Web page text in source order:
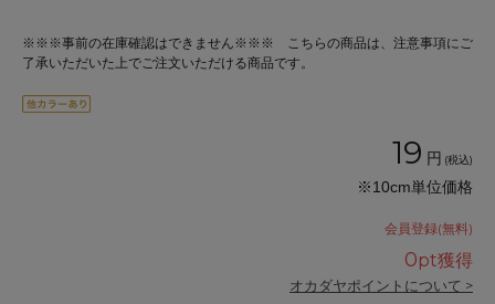
※※※事前の在庫確認はできません※※※ こちらの商品は、注意事項にご
了承いただいた上でご注文いただける商品です。
19 円 (税込)
※10cm単位価格
会員登録(無料)
0pt獲得
オカダヤポイントについて >